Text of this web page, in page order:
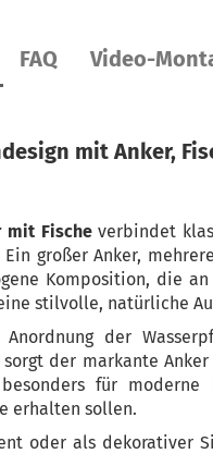
FAQ Video-
mit Anker,
mit Fischeverbindet
großer Anker,
Komposition, die
stilvolle, natürliche
der
der markante
für
erhalten sollen.
oder als dekorativer